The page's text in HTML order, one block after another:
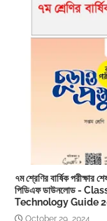
৭ম শ্রেণির বার্ষিক
পিডিএফ ডাউনলোড -
Technology Guide
October 29, 2024